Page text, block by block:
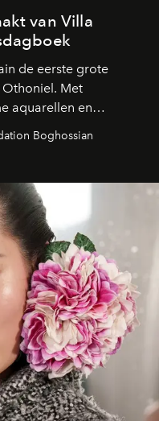
van Villa
de eerste grote
Met
aquarellen en
de herinnering
Boghossian